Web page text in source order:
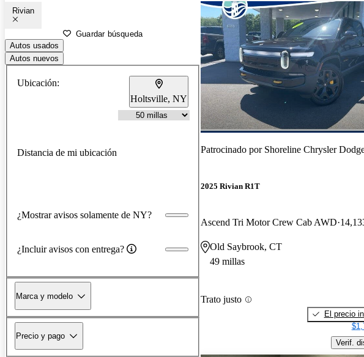
Rivian
Guardar búsqueda
Autos usados
Autos nuevos
Ubicación:
Holtsville, NY
Distancia de mi ubicación
¿Mostrar avisos solamente de NY?
¿Incluir avisos con entrega?
Marca y modelo
Precio y pago
Patrocinado por Shoreline Chrysler Dodge
2025 Rivian R1T
Ascend Tri Motor Crew Cab AWD
Old Saybrook, CT
49 millas
Trato justo
El precio
Verif.